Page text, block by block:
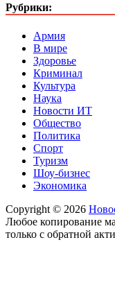
Рубрики:
Армия
В мире
Здоровье
Криминал
Культура
Наука
Новости ИТ
Общество
Политика
Спорт
Туризм
Шоу-бизнес
Экономика
Copyright © 2026
Любое копирование
только с обратной